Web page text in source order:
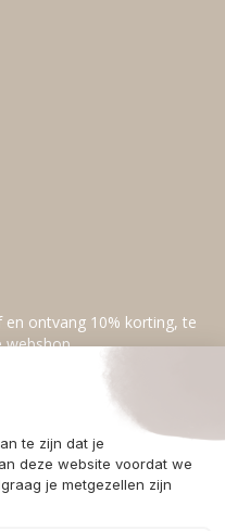
ontvang 10% korting, te
webshop.